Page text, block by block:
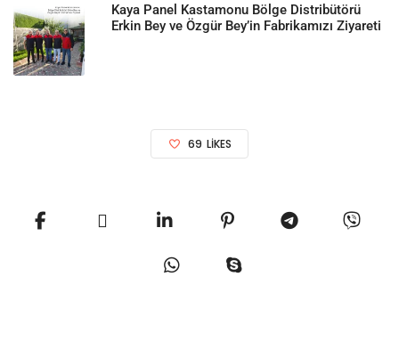
Kaya Panel Kastamonu Bölge Distribütörü
Erkin Bey ve Özgür Bey’in Fabrikamızı Ziyareti
69 LIKES